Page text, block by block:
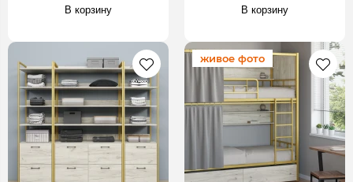
В корзину В корзину
живое фото